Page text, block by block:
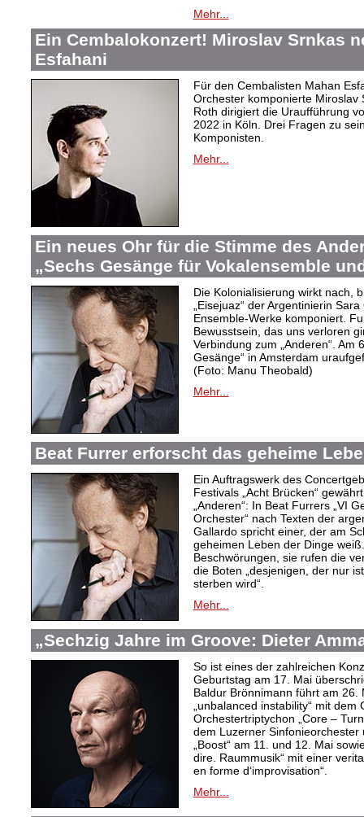
Mehr...
Ein Cembalokonzert! Miroslav Srnkas
Esfahani
Für den Cembalisten Mahan
Orchester komponierte Miroslav
Roth dirigiert die Uraufführung
2022 in Köln. Drei Fragen zu
Komponisten.
Mehr...
Ein neues Ohr für die Stimme des
„Sechs Gesänge für Vokalensemble
Die Kolonialisierung wirkt nach,
„Eisejuaz“ der Argentinierin
Ensemble-Werke komponiert.
Bewusstsein, das uns verloren
Verbindung zum „Anderen“. Am
Gesänge“ in Amsterdam
(Foto: Manu Theobald)
Mehr...
Beat Furrer erforscht das geheime
Ein Auftragswerk des
Festivals „Acht Brücken“
„Anderen“: In Beat Furrers „VI
Orchester“ nach Texten der
Gallardo spricht einer, der am
geheimen Leben der Dinge
Beschwörungen, sie rufen die
die Boten „desjenigen, der nur
sterben wird“.
Mehr...
„Sechzig Jahre im Groove: Dieter
So ist eines der zahlreichen
Geburtstag am 17. Mai
Baldur Brönnimann führt am 26.
„unbalanced instability“ mit
Orchestertriptychon „Core –
dem Luzerner
„Boost“ am 11. und 12. Mai
dire. Raummusik“ mit einer
en forme d‘improvisation“.
Mehr...